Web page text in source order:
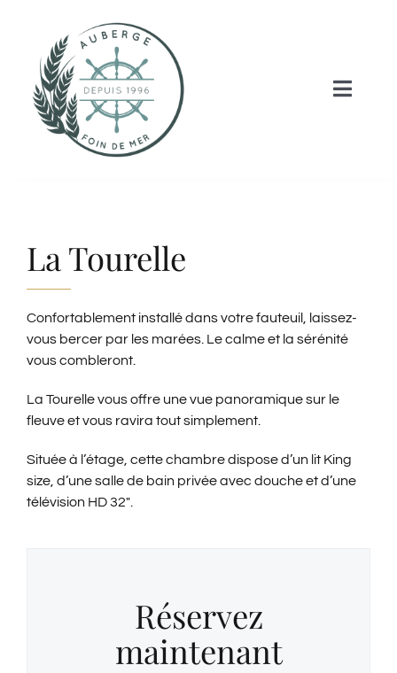
Toggle
NOS SERVICES
NOUS JOINDRE
ENGLISH
La Tourelle
Confortablement installé dans votre fauteuil, laissez-
vous bercer par les marées. Le calme et la sérénité
vous combleront.
La Tourelle vous offre une vue panoramique sur le
fleuve et vous ravira tout simplement.
Située à l’étage, cette chambre dispose d’un lit King
size, d’une salle de bain privée avec douche et d’une
télévision HD 32″.
Réservez
maintenant